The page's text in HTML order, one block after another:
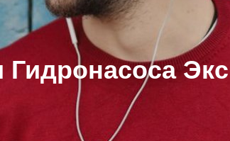
Гидронасоса